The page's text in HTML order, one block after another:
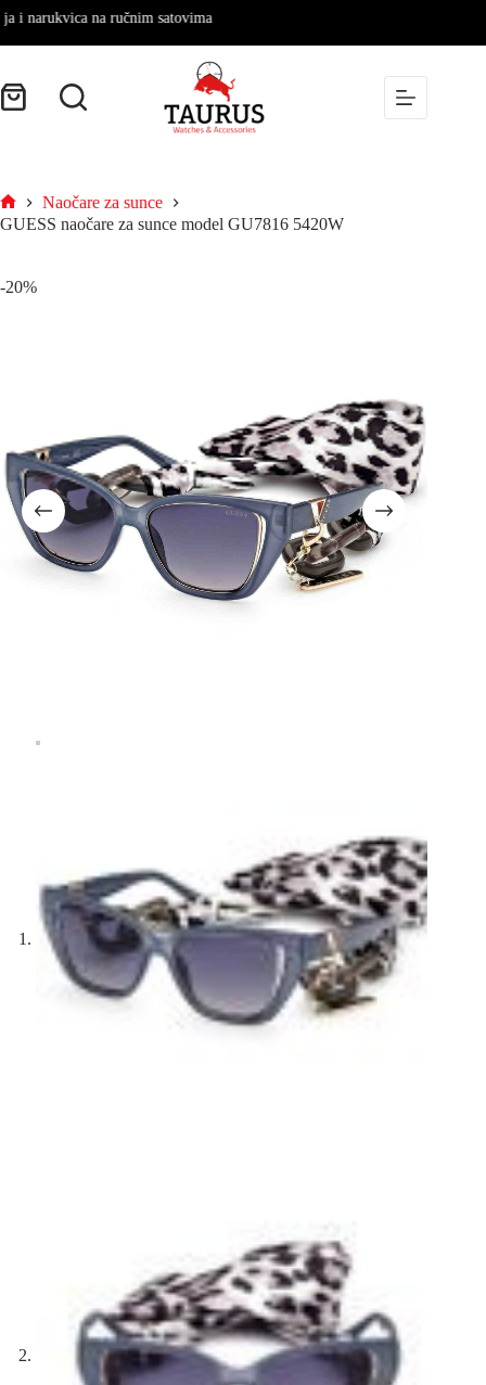
na ručnim satovima
content
Shopping
Početna
Naočare za sunce
GUESS naočare za sunce model GU7816 5420W
-20%